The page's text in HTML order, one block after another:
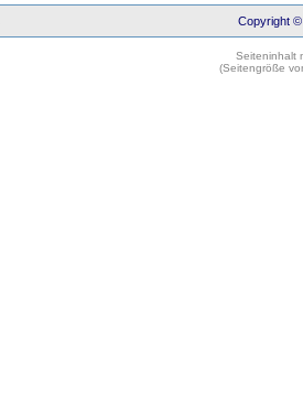
Copyright ©
Seiteninhalt
(Seitengröße